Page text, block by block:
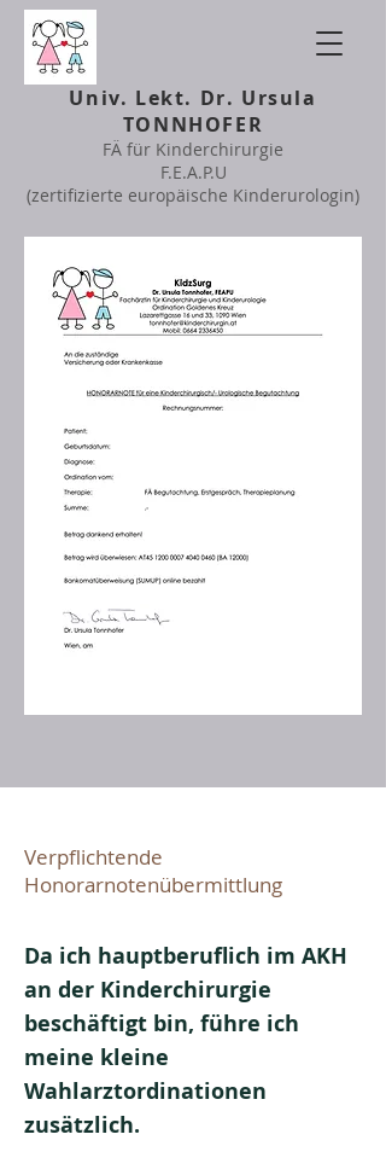
Univ. Lekt. Dr. Ursula
TONNHOFER
FÄ für Kinderchirurgie
F.E.A.P.U
(zertifizierte europäische Kinderurologin)
Verpflichtende
Honorarnotenübermittlung
Da ich hauptberuflich im AKH
an der Kinderchirurgie
beschäftigt bin, führe ich
meine kleine
Wahlarztordinationen
zusätzlich.